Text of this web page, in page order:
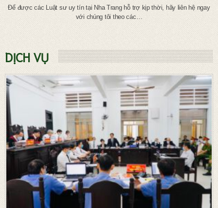
Để được các Luật sư uy tín tại Nha Trang hỗ trợ kịp thời, hãy liên hệ ngay
với chúng tôi theo các…
DỊCH VỤ